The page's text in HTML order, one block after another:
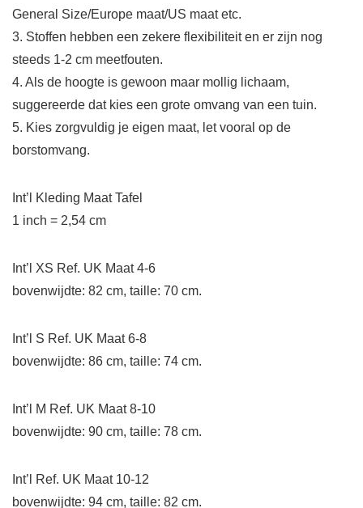
General Size/Europe maat/US maat etc.
3. Stoffen hebben een zekere flexibiliteit en er zijn nog
steeds 1-2 cm meetfouten.
4. Als de hoogte is gewoon maar mollig lichaam,
suggereerde dat kies een grote omvang van een tuin.
5. Kies zorgvuldig je eigen maat, let vooral op de
borstomvang.
Int’l Kleding Maat Tafel
1 inch = 2,54 cm
Int’l XS Ref. UK Maat 4-6
bovenwijdte: 82 cm, taille: 70 cm.
Int’l S Ref. UK Maat 6-8
bovenwijdte: 86 cm, taille: 74 cm.
Int’l M Ref. UK Maat 8-10
bovenwijdte: 90 cm, taille: 78 cm.
Int’l Ref. UK Maat 10-12
bovenwijdte: 94 cm, taille: 82 cm.